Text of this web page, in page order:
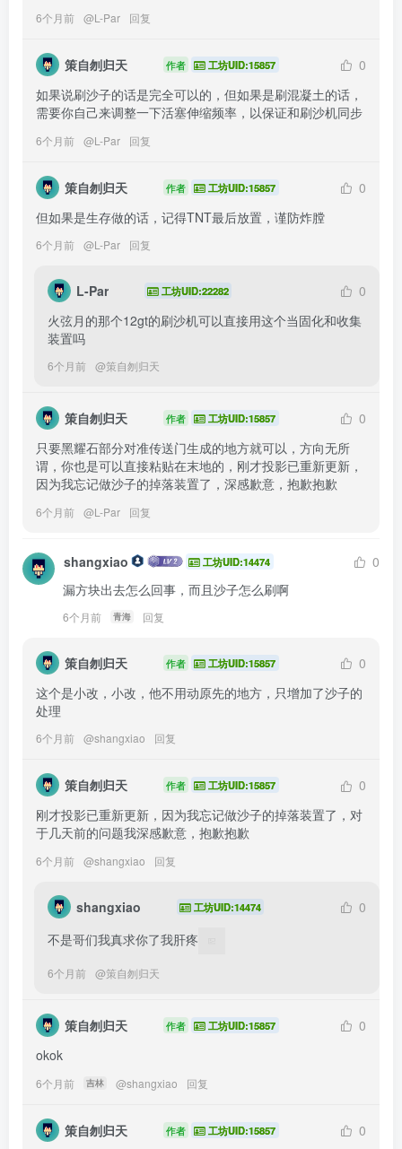
6个月前 @L-Par 回复
策自刎归天 作者 工坊UID:15857
0
如果说刷沙子的话是完全可以的，但如果是刷混凝土的话，
需要你自己来调整一下活塞伸缩频率，以保证和刷沙机同步
6个月前 @L-Par 回复
策自刎归天 作者 工坊UID:15857
0
但如果是生存做的话，记得TNT最后放置，谨防炸膛
6个月前 @L-Par 回复
L-Par 工坊UID:22282
0
火弦月的那个12gt的刷沙机可以直接用这个当固化和收集
装置吗
6个月前 @策自刎归天
策自刎归天 作者 工坊UID:15857
0
只要黑耀石部分对准传送门生成的地方就可以，方向无所
谓，你也是可以直接粘贴在末地的，刚才投影已重新更新，
因为我忘记做沙子的掉落装置了，深感歉意，抱歉抱歉
6个月前 @L-Par 回复
shangxiao 工坊UID:14474
0
漏方块出去怎么回事，而且沙子怎么刷啊
6个月前 青海 回复
策自刎归天 作者 工坊UID:15857
0
这个是小改，小改，他不用动原先的地方，只增加了沙子的
处理
6个月前 @shangxiao 回复
策自刎归天 作者 工坊UID:15857
0
刚才投影已重新更新，因为我忘记做沙子的掉落装置了，对
于几天前的问题我深感歉意，抱歉抱歉
6个月前 @shangxiao 回复
shangxiao 工坊UID:14474
0
不是哥们我真求你了我肝疼
6个月前 @策自刎归天
策自刎归天 作者 工坊UID:15857
0
okok
6个月前 吉林 @shangxiao 回复
策自刎归天 作者 工坊UID:15857
0